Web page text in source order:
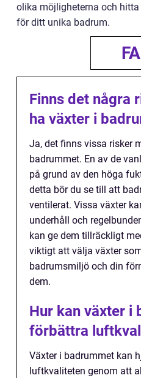
olika möjligheterna och
för ditt unika badrum.
Finns det några
ha växter i
Ja, det finns vissa risker
badrummet. En av de
på grund av den höga
detta bör du se till att
ventilerat. Vissa växter
underhåll och
kan ge dem tillräckligt
viktigt att välja växter
badrumsmiljö och din
dem.
Hur kan växter i
förbättra
Växter i badrummet kan
luftkvaliteten genom att